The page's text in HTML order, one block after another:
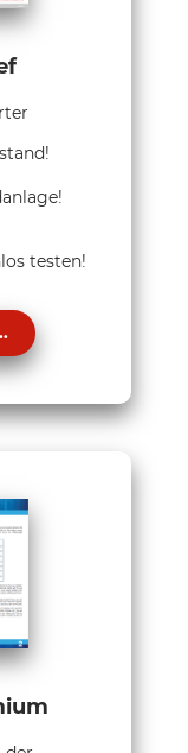
testen!